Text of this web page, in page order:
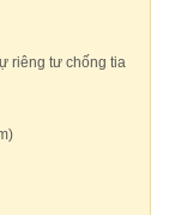
riêng tư chống tia